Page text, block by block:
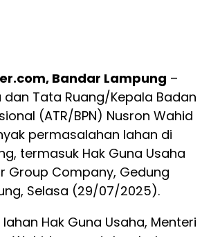
Bandar Lampung –
dan Tata Ruang/Kepala Badan
(ATR/BPN) Nusron Wahid
permasalahan lahan di
termasuk Hak Guna Usaha
Group Company, Gedung
Selasa (29/07/2025).
Hak Guna Usaha, Menteri